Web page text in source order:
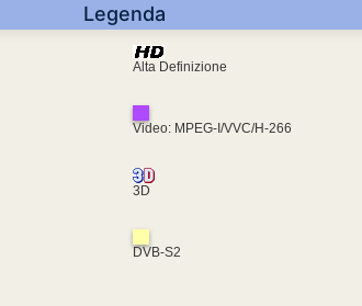
Legenda
Alta Definizione
Video: MPEG-I/VVC/H-266
3D
DVB-S2